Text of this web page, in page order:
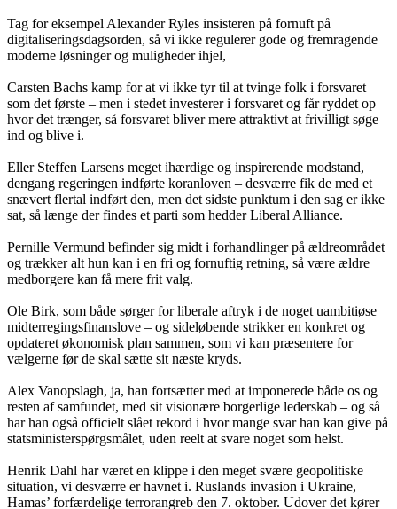
Tag for eksempel Alexander Ryles insisteren på fornuft på
digitaliseringsdagsorden, så vi ikke regulerer gode og fremragende
moderne løsninger og muligheder ihjel,
Carsten Bachs kamp for at vi ikke tyr til at tvinge folk i forsvaret
som det første – men i stedet investerer i forsvaret og får ryddet op
hvor det trænger, så forsvaret bliver mere attraktivt at frivilligt søge
ind og blive i.
Eller Steffen Larsens meget ihærdige og inspirerende modstand,
dengang regeringen indførte koranloven – desværre fik de med et
snævert flertal indført den, men det sidste punktum i den sag er ikke
sat, så længe der findes et parti som hedder Liberal Alliance.
Pernille Vermund befinder sig midt i forhandlinger på ældreområdet
og trækker alt hun kan i en fri og fornuftig retning, så være ældre
medborgere kan få mere frit valg.
Ole Birk, som både sørger for liberale aftryk i de noget uambitiøse
midterregingsfinanslove – og sideløbende strikker en konkret og
opdateret økonomisk plan sammen, som vi kan præsentere for
vælgerne før de skal sætte sit næste kryds.
Alex Vanopslagh, ja, han fortsætter med at imponerede både os og
resten af samfundet, med sit visionære borgerlige lederskab – og så
har han også officielt slået rekord i hvor mange svar han kan give på
statsministerspørgsmålet, uden reelt at svare noget som helst.
Henrik Dahl har været en klippe i den meget svære geopolitiske
situation, vi desværre er havnet i. Ruslands invasion i Ukraine,
Hamas’ forfærdelige terrorangreb den 7. oktober. Udover det kører